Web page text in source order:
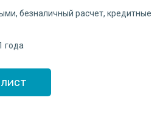
безналичный расчет, кредитные
года